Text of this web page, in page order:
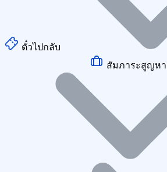
ตั๋วไปกลับ
สัมภาระสูญห